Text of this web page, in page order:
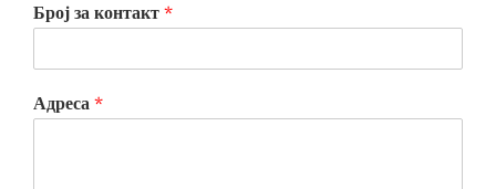
Број за контакт *
Адреса *